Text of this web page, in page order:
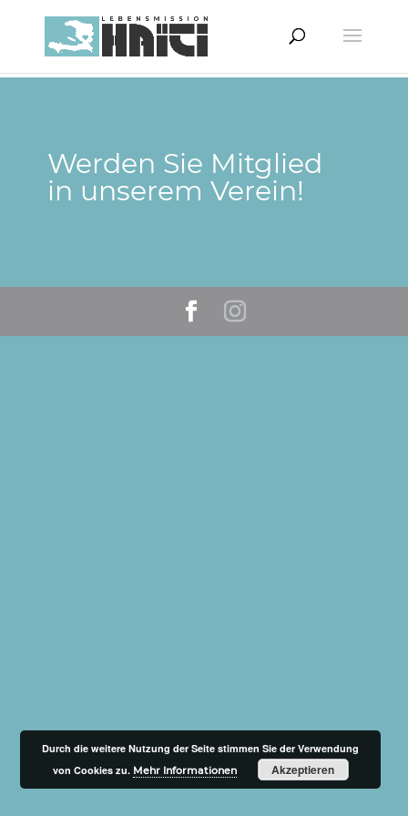
Werden Sie Mitglied
in unserem Verein!
Durch die weitere Nutzung der Seite stimmen Sie der Verwendung
von Cookies zu. Mehr Informationen Akzeptieren